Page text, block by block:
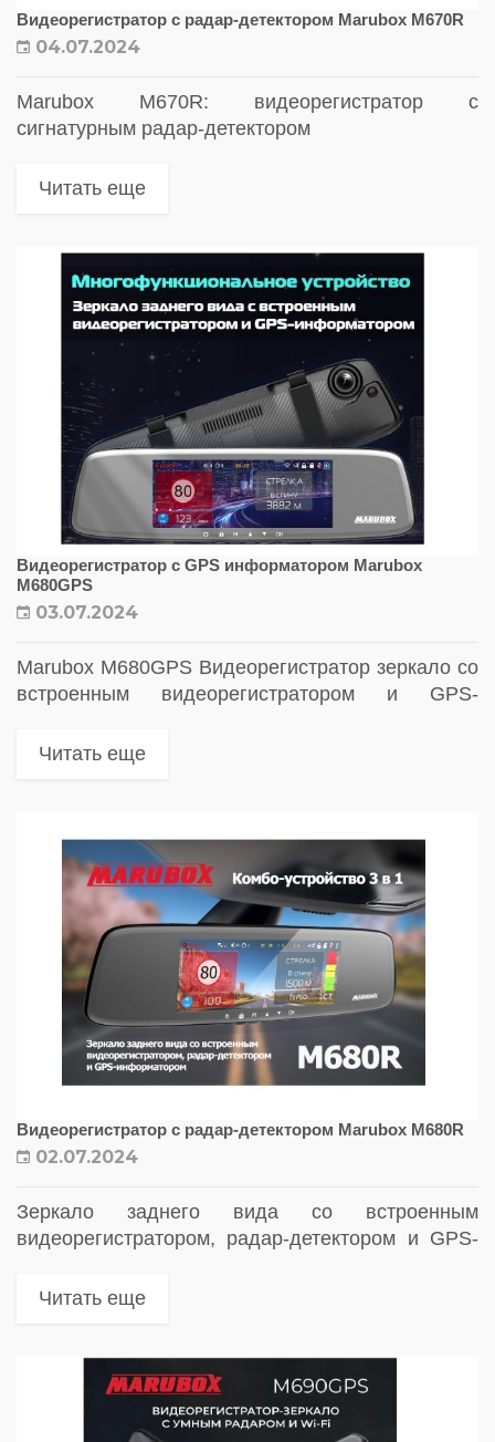
Видеорегистратор с радар-детектором Marubox M670R
04.07.2024
Marubox M670R: видеорегистратор с
сигнатурным радар-детектором
Читать еще
Видеорегистратор с GPS информатором Marubox
M680GPS
03.07.2024
Marubox M680GPS Видеорегистратор зеркало со
встроенным видеорегистратором и GPS-
Читать еще
Видеорегистратор с радар-детектором Marubox M680R
02.07.2024
Зеркало заднего вида со встроенным
видеорегистратором, радар-детектором и GPS-
Читать еще